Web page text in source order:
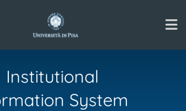
Institutional
System